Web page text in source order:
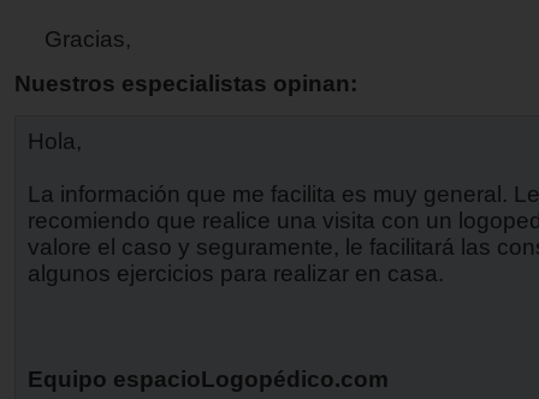
Gracias,
Nuestros especialistas opinan:
Hola,
La información que me facilita es muy general. Le
recomiendo que realice una visita con un
valore el caso y seguramente, le facilitará las
algunos ejercicios para realizar en casa.
Equipo espacioLogopédico.com